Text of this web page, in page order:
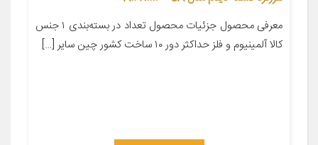
معرفی محصول جزئیات محصول تعداد در بسته‌بندی ۱ جنس
کالا آلمینیوم و فلز حداکثر دور ۱۰ ساخت کشور چین سایر […]